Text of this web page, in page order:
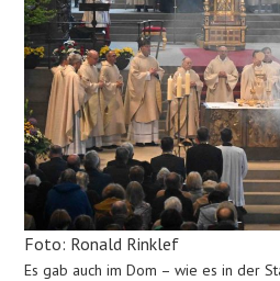
Foto: Ronald Rinklef
Es gab auch im Dom – wie es in der